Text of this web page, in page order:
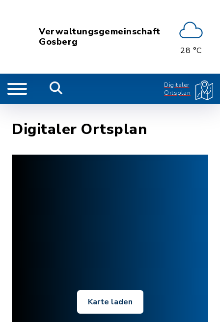
Verwaltungsgemeinschaft
Gosberg
28 °C
Digitaler
Ortsplan
Digitaler Ortsplan
Karte laden